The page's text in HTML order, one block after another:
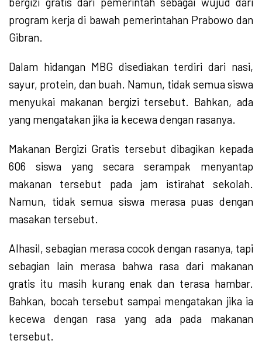
program kerja di bawah pemerintahan Prabowo dan
Gibran.
Dalam hidangan MBG disediakan terdiri dari nasi,
sayur, protein, dan buah. Namun, tidak semua siswa
menyukai makanan bergizi tersebut. Bahkan, ada
yang mengatakan jika ia kecewa dengan rasanya.
Makanan Bergizi Gratis tersebut dibagikan kepada
606 siswa yang secara serampak menyantap
makanan tersebut pada jam istirahat sekolah.
Namun, tidak semua siswa merasa puas dengan
masakan tersebut.
Alhasil, sebagian merasa cocok dengan rasanya, tapi
sebagian lain merasa bahwa rasa dari makanan
gratis itu masih kurang enak dan terasa hambar.
Bahkan, bocah tersebut sampai mengatakan jika ia
kecewa dengan rasa yang ada pada makanan
tersebut.